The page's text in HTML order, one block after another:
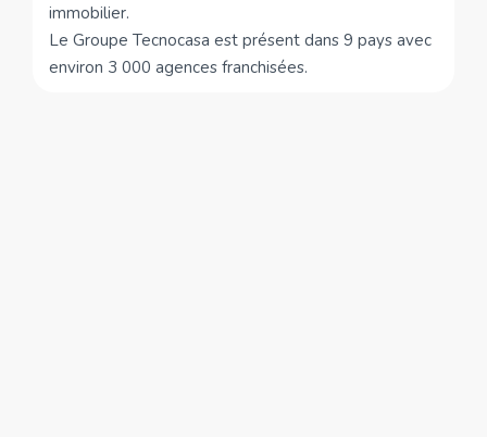
immobilier.
Le Groupe Tecnocasa est présent dans 9 pays avec
environ 3 000 agences franchisées.